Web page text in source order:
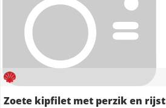
Zoete kipfilet met perzik en rijst